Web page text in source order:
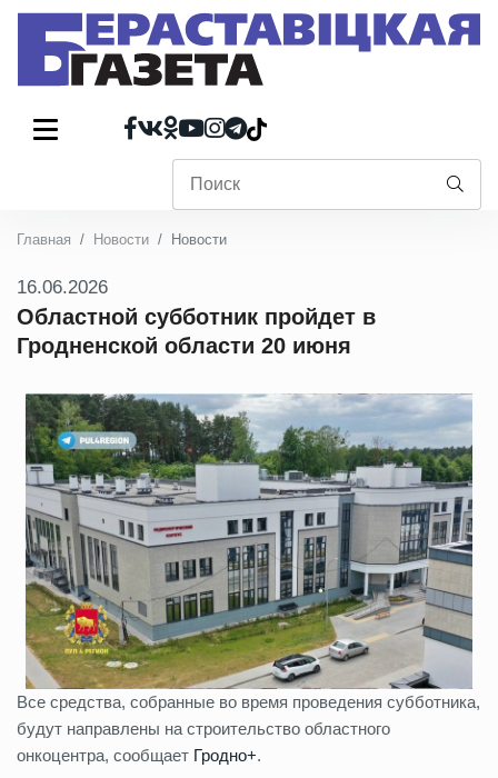
Главная Новости Новости
16.06.2026
Областной субботник пройдет в
Гродненской области 20 июня
Все средства, собранные во время проведения субботника,
будут направлены на строительство областного
онкоцентра, сообщает Гродно+.